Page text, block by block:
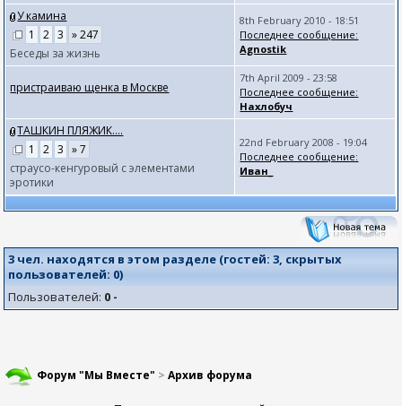
У камина
1
2 3
» 247
Беседы за жизнь
8th February 2010 - 18:51
Последнее сообщение:
Agnostik
пристраиваю щенка в Москве
7th April 2009 - 23:58
Последнее сообщение:
Нахлобуч
ТАШКИН ПЛЯЖИК....
1
2 3
» 7
страусо-кенгуровый с элементами
эротики
22nd February 2008 - 19:04
Последнее сообщение:
Иван_
3 чел. находятся в этом разделе (гостей:3, скрытых
пользователей: 0)
Пользователей: 0 -
Форум "Мы Вместе" >Архив форума